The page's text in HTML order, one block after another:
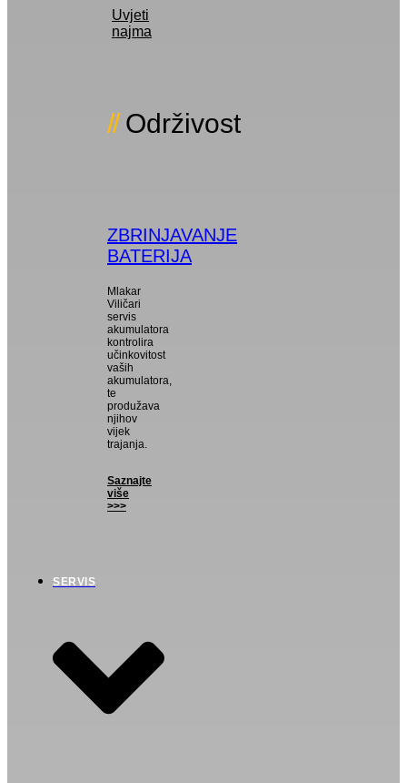
Uvjeti
najma
Održivost
ZBRINJAVANJE
BATERIJA
Mlakar
Viličari
servis
akumulatora
kontrolira
učinkovitost
vaših
akumulatora,
te
produžava
njihov
vijek
trajanja.
Saznajte
više
>>>
SERVIS